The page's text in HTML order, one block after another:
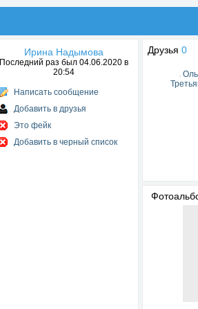
Ирина Надымова
Последний раз был 04.06.2020 в
20:54
Написать сообщение
Добавить в друзья
Это фейк
Добавить в черный список
Друзья 0